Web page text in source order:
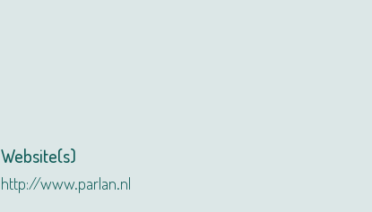
Website(s)
http://www.parlan.nl